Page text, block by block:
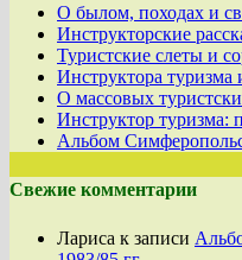
О былом, походах и
Инструкторские
Туристские слеты и
Инструктора туризма
О массовых
Инструктор туризма:
Альбом
Свежие комментарии
Лариса к записи